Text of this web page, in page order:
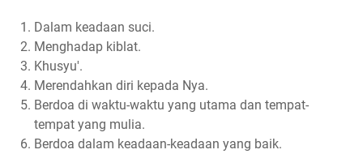
Dalam keadaan suci.
Menghadap kiblat.
Khusyu'.
Merendahkan diri kepada Nya.
Berdoa di waktu-waktu yang utama dan tempat-
tempat yang mulia.
Berdoa dalam keadaan-keadaan yang baik.